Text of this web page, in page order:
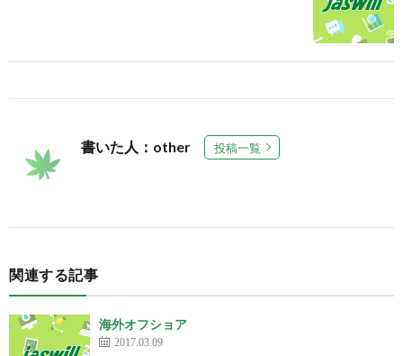
書いた人：other 投稿一覧
関連する記事
海外オフショア
2017.03.09